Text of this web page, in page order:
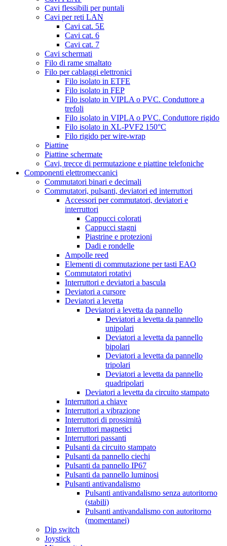
Cavi flessibili per puntali
Cavi per reti LAN
Cavi cat. 5E
Cavi cat. 6
Cavi cat. 7
Cavi schermati
Filo di rame smaltato
Filo per cablaggi elettronici
Filo isolato in ETFE
Filo isolato in FEP
Filo isolato in VIPLA o PVC. Conduttore a
trefoli
Filo isolato in VIPLA o PVC. Conduttore rigido
Filo isolato in XL-PVF2 150°C
Filo rigido per wire-wrap
Piattine
Piattine schermate
Cavi, trecce di permutazione e piattine telefoniche
Componenti elettromeccanici
Commutatori binari e decimali
Commutatori, pulsanti, deviatori ed interruttori
Accessori per commutatori, deviatori e
interruttori
Cappucci colorati
Cappucci stagni
Piastrine e protezioni
Dadi e rondelle
Ampolle reed
Elementi di commutazione per tasti EAO
Commutatori rotativi
Interruttori e deviatori a bascula
Deviatori a cursore
Deviatori a levetta
Deviatori a levetta da pannello
Deviatori a levetta da pannello
unipolari
Deviatori a levetta da pannello
bipolari
Deviatori a levetta da pannello
tripolari
Deviatori a levetta da pannello
quadripolari
Deviatori a levetta da circuito stampato
Interruttori a chiave
Interruttori a vibrazione
Interruttori di prossimità
Interruttori magnetici
Interruttori passanti
Pulsanti da circuito stampato
Pulsanti da pannello ciechi
Pulsanti da pannello IP67
Pulsanti da pannello luminosi
Pulsanti antivandalismo
Pulsanti antivandalismo senza autoritorno
(stabili)
Pulsanti antivandalismo con autoritorno
(momentanei)
Dip switch
Joystick